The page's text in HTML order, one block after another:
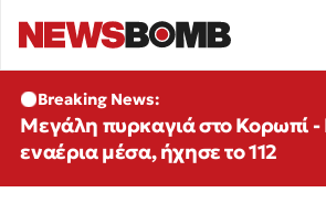
Breaking News:
Μεγάλη πυρκαγιά στο Κορωπί -
εναέρια μέσα, ήχησε το 112